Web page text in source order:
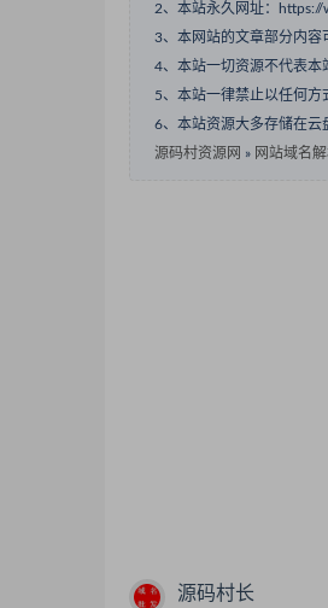
2、本站永久网址：https://
3、本网站的文章部分内容
4、本站一切资源不代表本
5、本站一律禁止以任何
6、本站资源大多存储在云
源码村资源网 » 网站域名
源码村长